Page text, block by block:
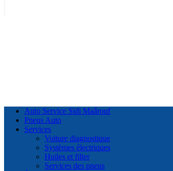
Auto Service Sidi Maârouf
Pneus Auto
Services
Voiture diagnostique
Systèmes électriques
Huiles et filter
Services des pneus